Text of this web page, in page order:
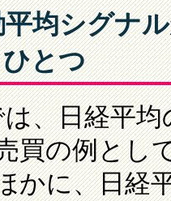
均シグナ
とつ
、日経平
買の例とし
かに、日経